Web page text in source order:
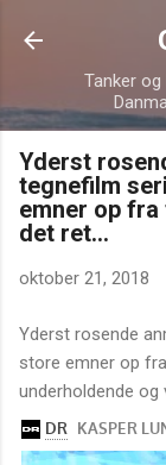
Tanker
Yderst
tegnefilm
emner op
det ret...
oktober 21, 2018
Yderst rosende
store emner op
underholdende og